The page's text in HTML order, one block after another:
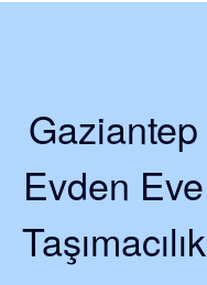
Gaziantep
Evden Eve
Taşımacılık